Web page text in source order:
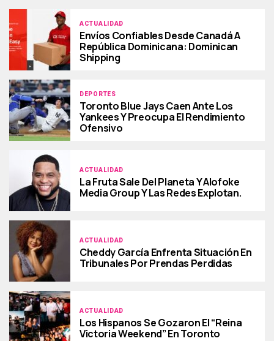
ACTUALIDAD
Envíos Confiables Desde Canadá A
República Dominicana: Dominican
Shipping
DEPORTES
Toronto Blue Jays Caen Ante Los
Yankees Y Preocupa El Rendimiento
Ofensivo
ACTUALIDAD
La Fruta Sale Del Planeta Y Alofoke
Media Group Y Las Redes Explotan.
ACTUALIDAD
Cheddy García Enfrenta Situación En
Tribunales Por Prendas Perdidas
ACTUALIDAD
Los Hispanos Se Gozaron El “Reina
Victoria Weekend” En Toronto